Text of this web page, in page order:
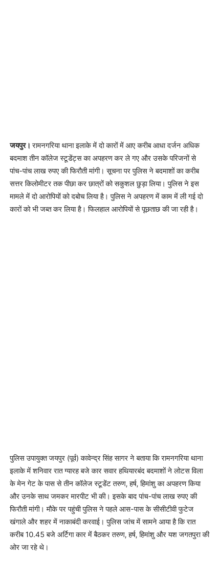
जयपुर।रामनगरिया थाना इलाके में दो कारों में आए करीब आधा दर्जन अधिक
बदमाश तीन कॉलेज स्टूडेंट्स का अपहरण कर ले गए और उसके परिजनों से
पांच-पांच लाख रुपए की फिरौती मांगी। सूचना पर पुलिस ने बदमाशों का करीब
सत्तर किलोमीटर तक पीछा कर छात्रों को सकुशल छुड़ा लिया। पुलिस ने इस
मामले में दो आरोपियों को दबोच लिया है। पुलिस ने अपहरण में काम में ली गई दो
कारों को भी जब्त कर लिया है। फिलहाल आरोपियों से पूछताछ की जा रही है।
पुलिस उपायुक्त जयपुर (पूर्व) कावेन्द्र सिंह सागर ने बताया कि रामनगरिया थाना
इलाके में शनिवार रात ग्यारह बजे कार सवार हथियारबंद बदमाशों ने लोटस विला
के मेन गेट के पास से तीन कॉलेज स्टूडेंट तरुण, हर्ष, हिमांशु का अपहरण किया
और उनके साथ जमकर मारपीट भी की। इसके बाद पांच-पांच लाख रुपए की
फिरौती मांगी। मौके पर पहुंची पुलिस ने पहले आस-पास के सीसीटीवी फुटेज
खंगाले और शहर में नाकाबंदी करवाई। पुलिस जांच में सामने आया है कि रात
करीब 10.45 बजे अर्टिगा कार में बैठकर तरुण, हर्ष, हिमांशु और यश जगतपुरा की
ओर जा रहे थे।